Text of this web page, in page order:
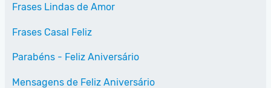
Frases Lindas de Amor
Frases Casal Feliz
Parabéns - Feliz Aniversário
Mensagens de Feliz Aniversário